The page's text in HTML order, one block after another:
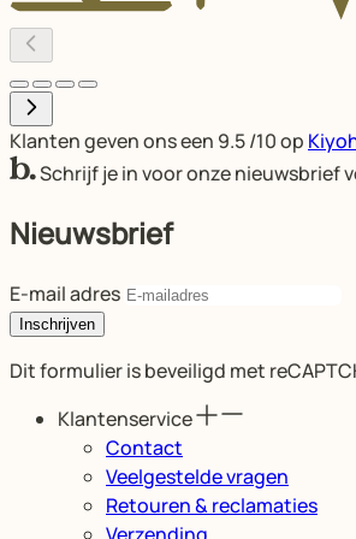
Klanten geven ons een 9.5/10 op
Schrijf je in voor onze nieuwsbrief
Nieuwsbrief
E-mail adres
Inschrijven
Dit formulier is beveiligd met
Klantenservice
Contact
Veelgestelde vragen
Retouren & reclamaties